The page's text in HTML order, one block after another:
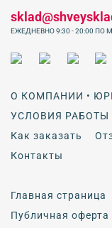
О КОМПАНИИ •
УСЛОВИЯ РАБОТЫ
Как заказать
Контакты
Главная страница
Публичная оферта
ЕЖЕДНЕВНО 9:30 - 20:00 ПО